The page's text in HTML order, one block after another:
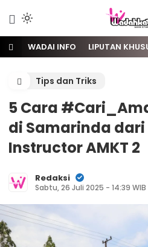
Wadai
Gaya Etam
WADAI INFO LIPUTAN
Tips dan Triks
5 Cara
di Samarinda
Instructor AMKT 2
Redaksi
Sabtu, 26 Juli 2025 - 14:39 WIB